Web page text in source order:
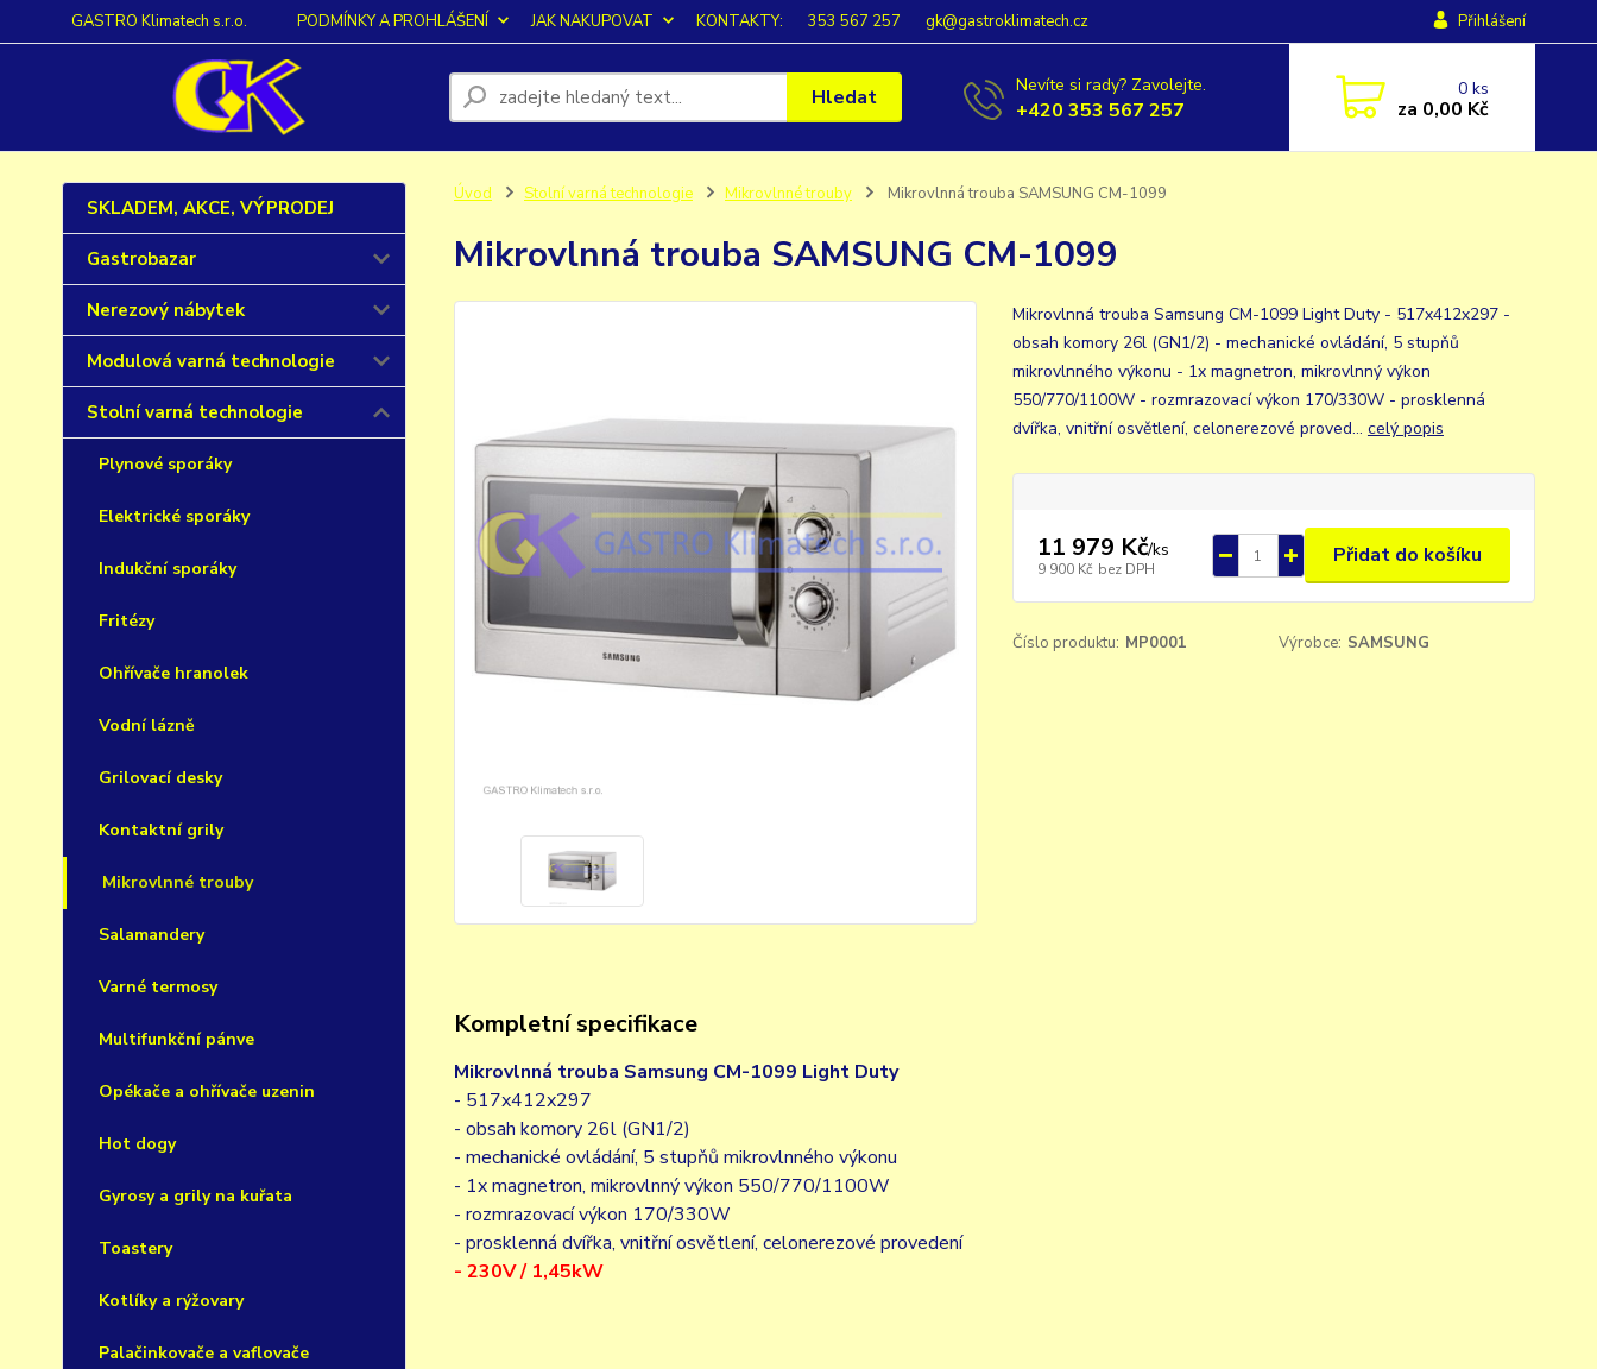
GASTRO Klimatech s.r.o. PODMÍNKY A PROHLÁŠENÍ JAK NAKUPOVAT KONTAKTY: 353 567 257 gk@gastroklimatech.cz Přihlášení
Hledat Nevíte si rady? Zavolejte.
+420 353 567 257
0ks
za 0,00 Kč
SKLADEM, AKCE, VÝPRODEJ
Gastrobazar
Nerezový nábytek
Modulová varná technologie
Stolní varná technologie
Plynové sporáky
Elektrické sporáky
Indukční sporáky
Fritézy
Ohřívače hranolek
Vodní lázně
Grilovací desky
Kontaktní grily
Mikrovlnné trouby
Salamandery
Varné termosy
Multifunkční pánve
Opékače a ohřívače uzenin
Hot dogy
Gyrosy a grily na kuřata
Toastery
Kotlíky a rýžovary
Palačinkovače a vaflovače
Úvod Stolní varná technologie Mikrovlnné trouby Mikrovlnná trouba SAMSUNG CM-1099
Mikrovlnná trouba SAMSUNG CM-1099
Mikrovlnná trouba Samsung CM-1099 Light Duty - 517x412x297 -
obsah komory 26l (GN1/2) - mechanické ovládání, 5 stupňů
mikrovlnného výkonu - 1x magnetron, mikrovlnný výkon
550/770/1100W - rozmrazovací výkon 170/330W - prosklenná
dvířka, vnitřní osvětlení, celonerezové proved... celý popis
11 979 Kč/ks
9 900 Kč bez DPH
Přidat do košíku
Číslo produktu: MP0001 Výrobce: SAMSUNG
Kompletní specifikace
Mikrovlnná trouba Samsung CM-1099 Light Duty
- 517x412x297
- obsah komory 26l (GN1/2)
- mechanické ovládání, 5 stupňů mikrovlnného výkonu
- 1x magnetron, mikrovlnný výkon 550/770/1100W
- rozmrazovací výkon 170/330W
- prosklenná dvířka, vnitřní osvětlení, celonerezové provedení
- 230V / 1,45kW